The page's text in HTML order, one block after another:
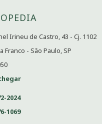
Irineu de Castro, 43 - Cj. 1102
Franco - São Paulo, SP
2024
1069